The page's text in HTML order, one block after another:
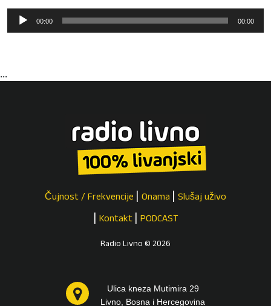
Reproduktor
audiozapisa
00:00 00:00
...
Čujnost / Frekvencije Onama Slušaj uživo
Kontakt PODCAST
Radio Livno © 2026
Ulica kneza Mutimira 29
Livno, Bosna i Hercegovina